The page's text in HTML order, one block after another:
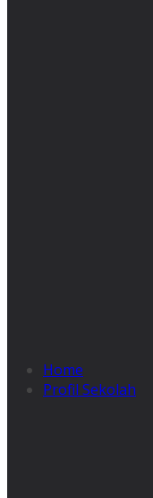
Home
Profil Sekolah